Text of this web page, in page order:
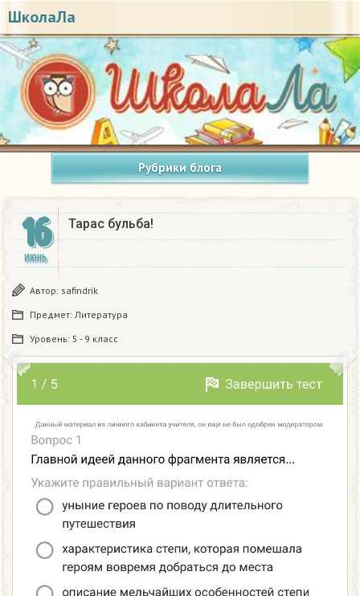
ШколаЛа
Рубрики блога
16
ИЮНЬ
Тарас бульба!
Автор: safindrik
Предмет: Литература
Уровень: 5 - 9 класс